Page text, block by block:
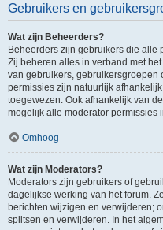
Gebruikers en
Wat zijn Beheerders?
Beheerders zijn gebruikers die alle
Zij beheren alles in verband met
van gebruikers, gebruikersgroepen
permissies zijn natuurlijk
toegewezen. Ook afhankelijk van
mogelijk alle moderator permissies
Omhoog
Wat zijn Moderators?
Moderators zijn gebruikers of
dagelijkse werking van het forum.
berichten wijzigen en verwijderen;
splitsen en verwijderen. In het